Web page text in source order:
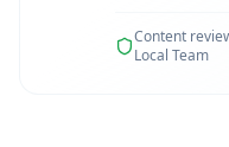
Content
Local Team